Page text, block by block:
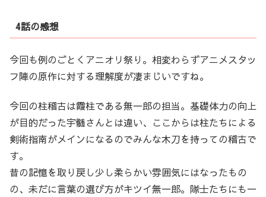
4話の感想
今回も例のごとくアニオリ祭り。相変わらずアニメスタッ
フ陣の原作に対する理解度が凄まじいですね。
今回の柱稽古は霞柱である無一郎の担当。基礎体力の向上
が目的だった宇髄さんとは違い、ここからは柱たちによる
剣術指南がメインになるのでみんな木刀を持っての稽古で
す。
昔の記憶を取り戻し少し柔らかい雰囲気にはなったもの
の、未だに言葉の選び方がキツイ無一郎。隊士たちにも一